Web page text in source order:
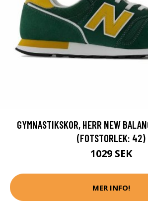
GYMNASTIKSKOR, HERR NEW
(FOTSTORLEK: 42)
1029 SEK
MER INFO!